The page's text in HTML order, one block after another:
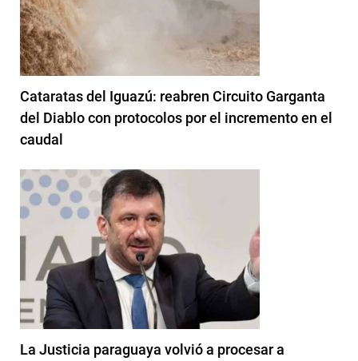
Cataratas del Iguazú: reabren Circuito Garganta
del Diablo con protocolos por el incremento en el
caudal
La Justicia paraguaya volvió a procesar a